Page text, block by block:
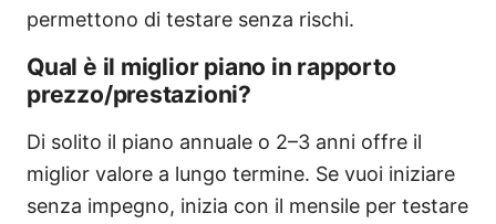
permettono di testare senza rischi.
Qual è il miglior piano in rapporto
prezzo/prestazioni?
Di solito il piano annuale o 2–3 anni offre il
miglior valore a lungo termine. Se vuoi iniziare
senza impegno, inizia con il mensile per testare